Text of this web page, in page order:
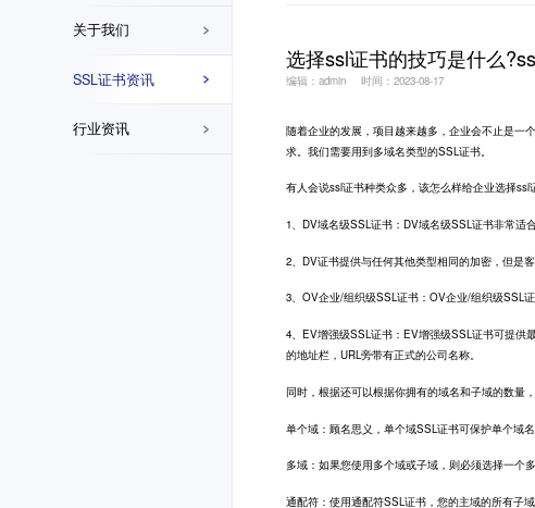
关于我们
SSL证书资讯
行业资讯
选择ssl证书的技巧是什么
编辑：admin 时间：2023-08-17
随着企业的发展，项目越来越多，企业会不止是一
求。我们需要用到多域名类型的SSL证书。
有人会说ssl证书种类众多，该怎么样给企业选择ssl
1、DV域名级SSL证书：DV域名级SSL证书非常适
2、DV证书提供与任何其他类型相同的加密，但是
3、OV企业/组织级SSL证书：OV企业/组织级SSL
4、EV增强级SSL证书：EV增强级SSL证书可提供
的地址栏，URL旁带有正式的公司名称。
同时，根据还可以根据你拥有的域名和子域的数量
单个域：顾名思义，单个域SSL证书可保护单个域名
多域：如果您使用多个域或子域，则必须选择一个
通配符：使用通配符SSL证书，您的主域的所有子